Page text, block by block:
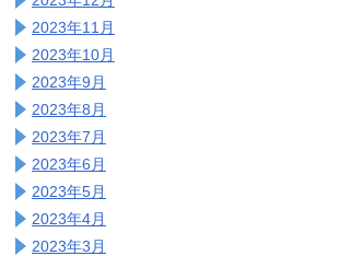
2023年11月
2023年10月
2023年9月
2023年8月
2023年7月
2023年6月
2023年5月
2023年4月
2023年3月